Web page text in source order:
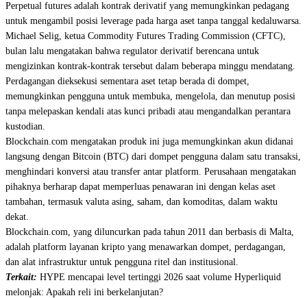
Perpetual futures adalah kontrak derivatif yang memungkinkan pedagang
untuk mengambil posisi leverage pada harga aset tanpa tanggal kedaluwarsa.
Michael Selig, ketua Commodity Futures Trading Commission (CFTC),
bulan lalu mengatakan bahwa regulator derivatif berencana untuk
mengizinkan kontrak-kontrak tersebut dalam beberapa minggu mendatang.
Perdagangan dieksekusi sementara aset tetap berada di dompet,
memungkinkan pengguna untuk membuka, mengelola, dan menutup posisi
tanpa melepaskan kendali atas kunci pribadi atau mengandalkan perantara
kustodian.
Blockchain.com mengatakan produk ini juga memungkinkan akun didanai
langsung dengan Bitcoin (BTC) dari dompet pengguna dalam satu transaksi,
menghindari konversi atau transfer antar platform. Perusahaan mengatakan
pihaknya berharap dapat memperluas penawaran ini dengan kelas aset
tambahan, termasuk valuta asing, saham, dan komoditas, dalam waktu
dekat.
Blockchain.com, yang diluncurkan pada tahun 2011 dan berbasis di Malta,
adalah platform layanan kripto yang menawarkan dompet, perdagangan,
dan alat infrastruktur untuk pengguna ritel dan institusional.
Terkait: HYPE mencapai level tertinggi 2026 saat volume Hyperliquid
melonjak: Apakah reli ini berkelanjutan?